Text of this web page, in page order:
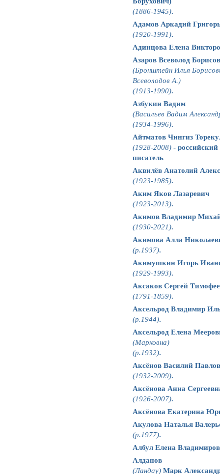
(1886-1945).
Адамов Аркадий
(1920-1991).
Адинцова Елена
Азаров Всеволод
(Бронштейн Илья
Всеволодов А.)
(1913-1990).
Азбукин Вадим
(Васильев Вадим
(1934-1996).
Айтматов Чингиз
(1928-2008) -
писатель
Аквилёв Анатолий
(1923-1985).
Аким Яков Лазаревич
(1923-2013).
Акимов Владимир
(1930-2021).
Акимова Алла
(р.1937).
Акимушкин Игорь
(1929-1993).
Аксаков Сергей
(1791-1859).
Аксельрод Владимир
(р.1944).
Аксельрод Елена
(Марковна)
(р.1932).
Аксёнов Василий
(1932-2009).
Аксёнова Анна
(1926-2007).
Аксёнова Екатерина
Акулова Наталья
(р.1977).
Албул Елена
Алданов
(Ландау) Марк